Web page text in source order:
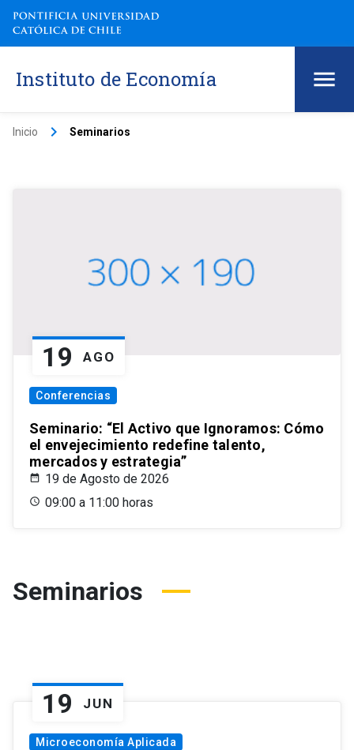
Instituto de Economía
Inicio keyboard_arrow_right Seminarios
19 AGO
Conferencias
Seminario: “El Activo que Ignoramos: Cómo
el envejecimiento redefine talento,
mercados y estrategia”
19 de Agosto de 2026
09:00 a 11:00 horas
Seminarios
19 JUN
Microeconomía Aplicada